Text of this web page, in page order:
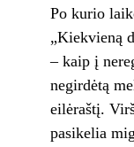
Po kurio
„Kiekvieną
– kaip į
negirdėtą
eilėraštį.
pasikelia